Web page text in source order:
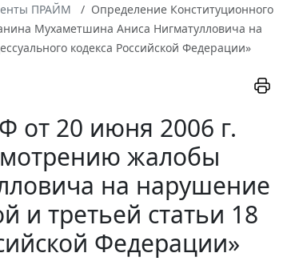
ПРАЙМ
Определение Конституционного
Мухаметшина Аниса Нигматулловича на
кодекса Российской Федерации»
от 20 июня 2006 г.
жалобы
на нарушение
и третьей статьи 18
Федерации»